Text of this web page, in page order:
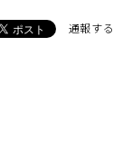
通報する